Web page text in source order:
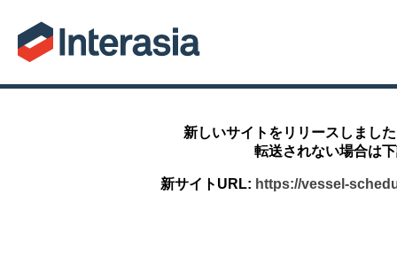
新しいサイトをリリースしまし
転送されない場合は
新サイトURL: https://vessel-